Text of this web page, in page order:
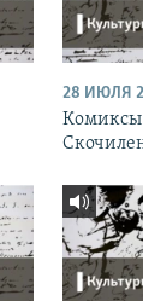
28 ИЮЛЯ